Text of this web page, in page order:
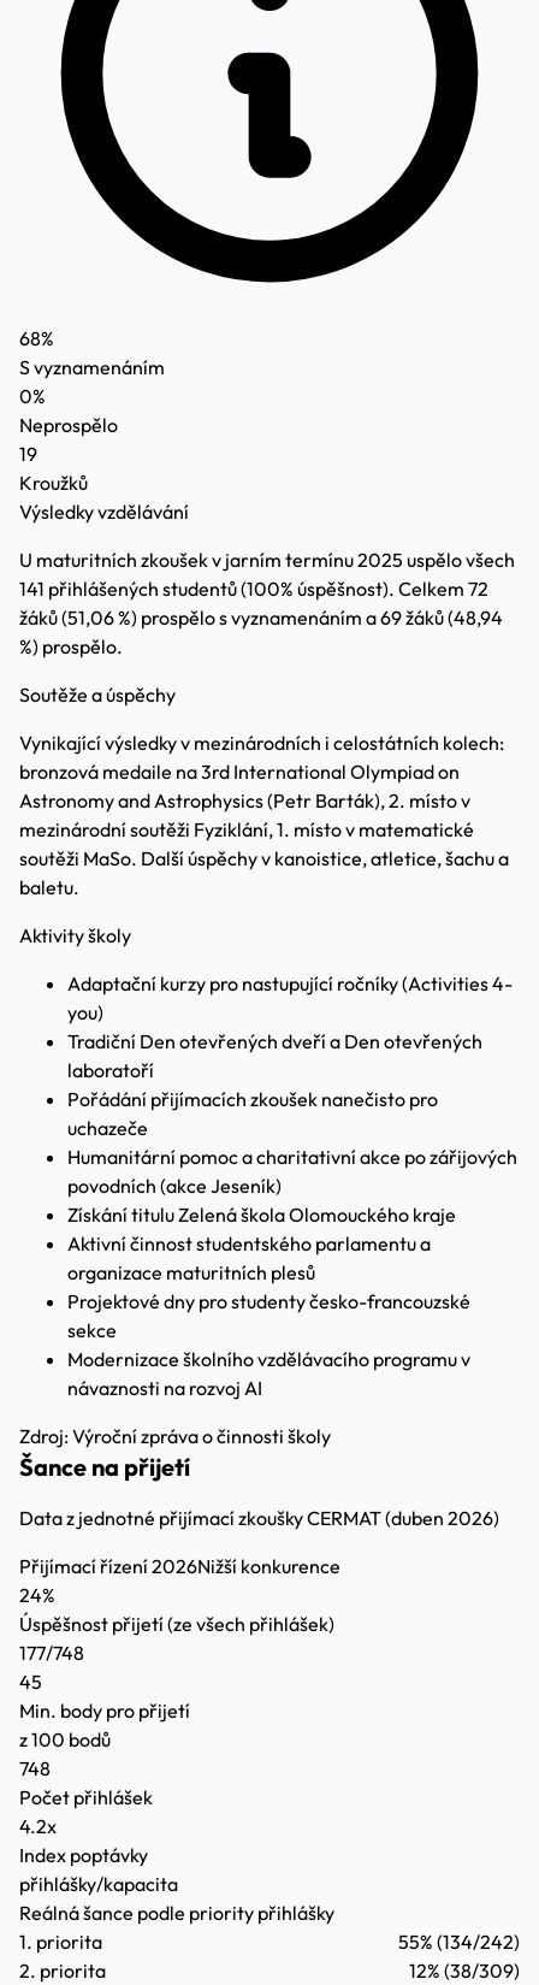
68%
S vyznamenáním
0%
Neprospělo
19
Kroužků
Výsledky vzdělávání
U maturitních zkoušek v jarním termínu 2025 uspělo všech
141 přihlášených studentů (100% úspěšnost). Celkem 72
žáků (51,06 %) prospělo s vyznamenáním a 69 žáků (48,94
%) prospělo.
Soutěže a úspěchy
Vynikající výsledky v mezinárodních i celostátních kolech:
bronzová medaile na 3rd International Olympiad on
Astronomy and Astrophysics (Petr Barták), 2. místo v
mezinárodní soutěži Fyziklání, 1. místo v matematické
soutěži MaSo. Další úspěchy v kanoistice, atletice, šachu a
baletu.
Aktivity školy
Adaptační kurzy pro nastupující ročníky (Activities 4-
you)
Tradiční Den otevřených dveří a Den otevřených
laboratoří
Pořádání přijímacích zkoušek nanečisto pro
uchazeče
Humanitární pomoc a charitativní akce po zářijových
povodních (akce Jeseník)
Získání titulu Zelená škola Olomouckého kraje
Aktivní činnost studentského parlamentu a
organizace maturitních plesů
Projektové dny pro studenty česko-francouzské
sekce
Modernizace školního vzdělávacího programu v
návaznosti na rozvoj AI
Zdroj: Výroční zpráva o činnosti školy
Šance na přijetí
Data z jednotné přijímací zkoušky CERMAT (duben 2026)
Přijímací řízení 2026Nižší konkurence
24%
Úspěšnost přijetí(ze všech přihlášek)
177/748
45
Min. body pro přijetí
z 100 bodů
748
Počet přihlášek
4.2x
Index poptávky
přihlášky/kapacita
Reálná šance podle priority přihlášky
1. priorita
55% (134/242)
2. priorita
12% (38/309)